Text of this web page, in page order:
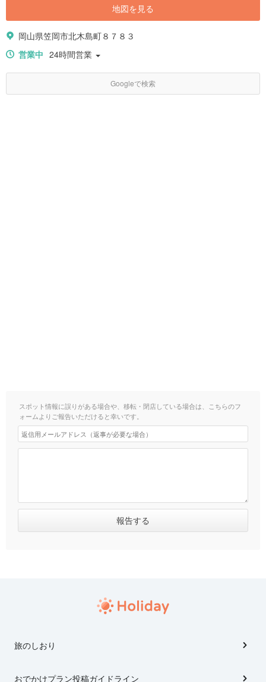
地図を見る
岡山県笠岡市北木島町８７８３
営業中 24時間営業
Googleで検索
スポット情報に誤りがある場合や、移転・閉店している場合は、こちらのフ
ォームよりご報告いただけると幸いです。
旅のしおり
おでかけプラン投稿ガイドライン